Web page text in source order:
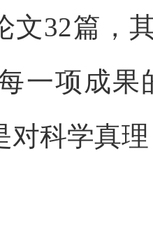
文32篇，
一项成
对科学真